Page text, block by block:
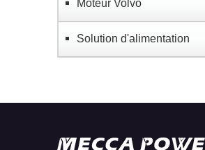
Moteur Volvo
Solution d'alimentation